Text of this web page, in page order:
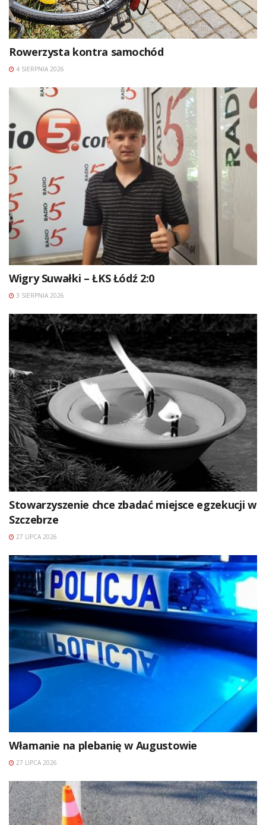
Rowerzysta kontra samochód
4 SIERPNIA 2026
Wigry Suwałki – ŁKS Łódź 2:0
3 SIERPNIA 2026
Stowarzyszenie chce zbadać miejsce egzekucji w
Szczebrze
27 LIPCA 2026
Włamanie na plebanię w Augustowie
27 LIPCA 2026